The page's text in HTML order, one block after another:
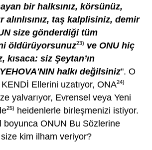
bir halksınız, körsünüz,
alınlısınız, taş kalplisiniz, demir
size gönderdiği tüm
öldürüyorsunuz23) ve ONU hiç
kısaca: siz Şeytan’ın
YEHOVA'NIN halkı değilsiniz". O
Ellerini uzatıyor, ONA24)
yalvarıyor, Evrensel veya Yeni
25)
heidenlerle birleşmenizi istiyor.
boyunca ONUN Bu Sözlerine
kim ilham veriyor?